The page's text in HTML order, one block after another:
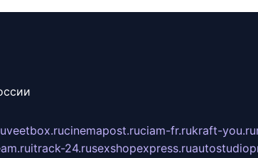
veetbox.rucinemapost.ruciam-fr.rukraft-you.ru
itrack-24.rusexshopexpress.ru